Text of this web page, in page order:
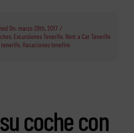
On: marzo 29th, 2017 /
, Excursiones Tenerife, Rent a Car Tenerife
tenerife,Vacaciones tenefire
coche con